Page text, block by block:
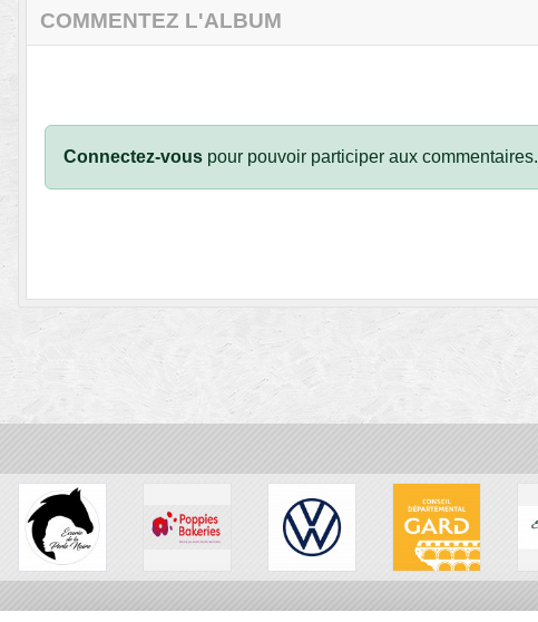
COMMENTEZ L'ALBUM
Connectez-vous pour pouvoir participer aux commentaires.